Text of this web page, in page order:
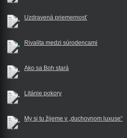
Uzdravená priemernosť
Rivalita medzi súrodencami
Ako sa Boh stará
Litánie pokory
My si tu žijeme v „duchovnom luxuse“